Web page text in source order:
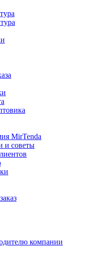
MirTenda
и советы
компании